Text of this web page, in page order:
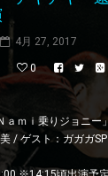
4月 27, 2017
0
ｍｉ乗りジョニー
/ ゲスト：ガガガ